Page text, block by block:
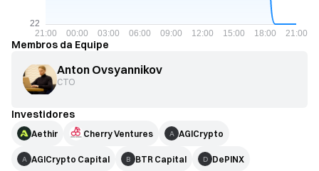
Membros da Equipe
Anton Ovsyannikov
CTO
Investidores
Aethir Cherry Ventures A AGICrypto
A AGICrypto Capital B BTR Capital D DePINX